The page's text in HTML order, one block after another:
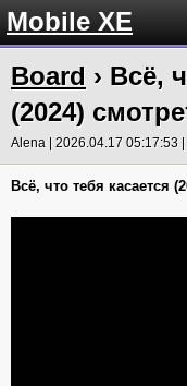
Mobile XE
Board › Всё,
(2024)
Alena | 2026.04.17 05:17:53 |
Всё, что тебя касается